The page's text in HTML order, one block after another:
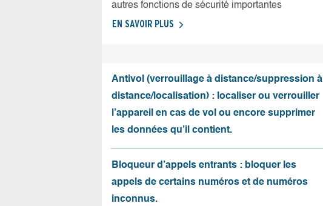
autres fonctions de sécurité importantes
EN SAVOIR PLUS
Antivol (verrouillage à distance/suppression à
distance/localisation) : localiser ou verrouiller
l’appareil en cas de vol ou encore supprimer
les données qu’il contient.
Bloqueur d’appels entrants : bloquer les
appels de certains numéros et de numéros
inconnus.